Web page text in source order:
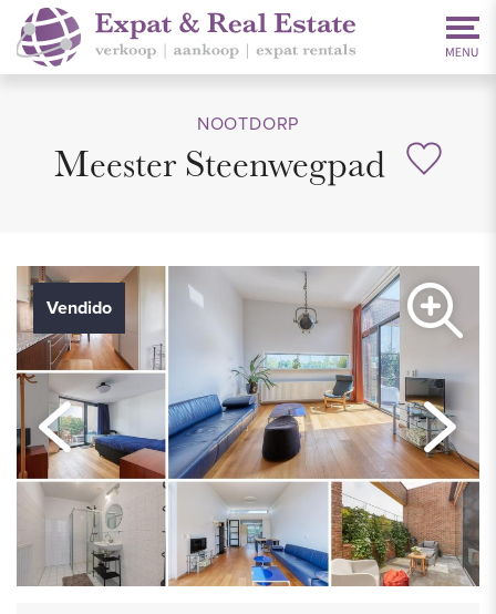
NOOTDORP
Meester Steenwegpad
Vendido